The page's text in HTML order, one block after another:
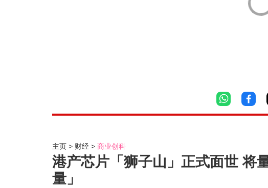
主页 财经 商业创科
港产芯片「狮子山」正式面世 将
量」